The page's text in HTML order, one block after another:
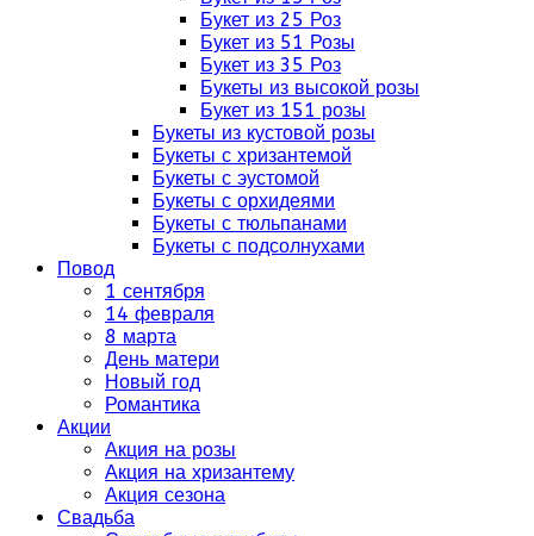
Букет из 25 Роз
Букет из 51 Розы
Букет из 35 Роз
Букеты из высокой розы
Букет из 151 розы
Букеты из кустовой розы
Букеты с хризантемой
Букеты с эустомой
Букеты с орхидеями
Букеты с тюльпанами
Букеты с подсолнухами
Повод
1 сентября
14 февраля
8 марта
День матери
Новый год
Романтика
Акции
Акция на розы
Акция на хризантему
Акция сезона
Свадьба